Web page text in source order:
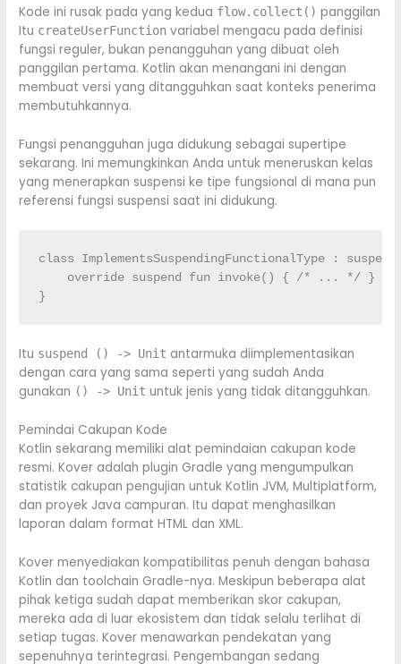
Kode ini rusak pada yang kedua flow.collect() panggilan
Itu createUserFunction variabel mengacu pada definisi
fungsi reguler, bukan penangguhan yang dibuat oleh
panggilan pertama. Kotlin akan menangani ini dengan
membuat versi yang ditangguhkan saat konteks penerima
membutuhkannya.
Fungsi penangguhan juga didukung sebagai supertipe
sekarang. Ini memungkinkan Anda untuk meneruskan kelas
yang menerapkan suspensi ke tipe fungsional di mana pun
referensi fungsi suspensi saat ini didukung.
class ImplementsSuspendingFunctionalType :
suspend
override
suspend fun invoke( ) { /* ... */
}
}
Itu suspend () -> Unit antarmuka diimplementasikan
dengan cara yang sama seperti yang sudah Anda
gunakan () -> Unit untuk jenis yang tidak ditangguhkan.
Pemindai Cakupan Kode
Kotlin sekarang memiliki alat pemindaian cakupan kode
resmi. Kover adalah plugin Gradle yang mengumpulkan
statistik cakupan pengujian untuk Kotlin JVM, Multiplatform,
dan proyek Java campuran. Itu dapat menghasilkan
laporan dalam format HTML dan XML.
Kover menyediakan kompatibilitas penuh dengan bahasa
Kotlin dan toolchain Gradle-nya. Meskipun beberapa alat
pihak ketiga sudah dapat memberikan skor cakupan,
mereka ada di luar ekosistem dan tidak selalu terlihat di
setiap tugas. Kover menawarkan pendekatan yang
sepenuhnya terintegrasi. Pengembangan sedang